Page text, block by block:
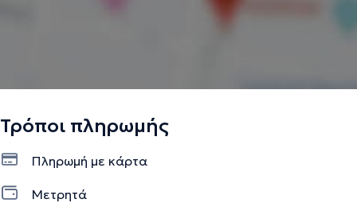
Τρόποι πληρωμής
Πληρωμή με κάρτα
Μετρητά